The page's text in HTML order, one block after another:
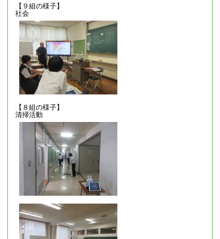
【９組の様子】
社会
【８組の様子】
清掃活動